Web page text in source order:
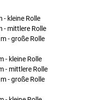
- kleine Rolle
- mittlere Rolle
- große Rolle
- kleine Rolle
- mittlere Rolle
- große Rolle